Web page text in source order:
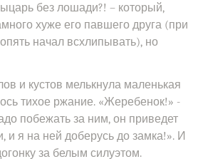
без лошади?! – который,
хуже его павшего друга (при
начал всхлипывать), но
и кустов мелькнула маленькая
тихое ржание. «Жеребенок!» -
побежать за ним, он приведет
и я на ней доберусь до замка!». И
за белым силуэтом.